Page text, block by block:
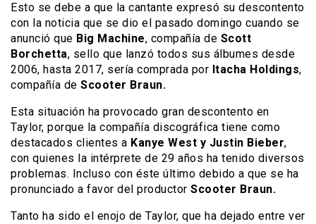
Esto se debe a que la cantante expresó su descontento
con la noticia que se dio el pasado domingo cuando se
anunció que Big Machine, compañía de Scott
Borchetta, sello que lanzó todos sus álbumes desde
2006, hasta 2017, sería comprada por Itacha Holdings,
compañía de Scooter Braun.
Esta situación ha provocado gran descontento en
Taylor, porque la compañía discográfica tiene como
destacados clientes a Kanye West y Justin Bieber,
con quienes la intérprete de 29 años ha tenido diversos
problemas. Incluso con éste último debido a que se ha
pronunciado a favor del productor Scooter Braun.
Tanto ha sido el enojo de Taylor, que ha dejado entre ver